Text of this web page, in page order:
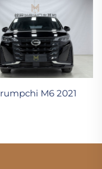
M6 2021